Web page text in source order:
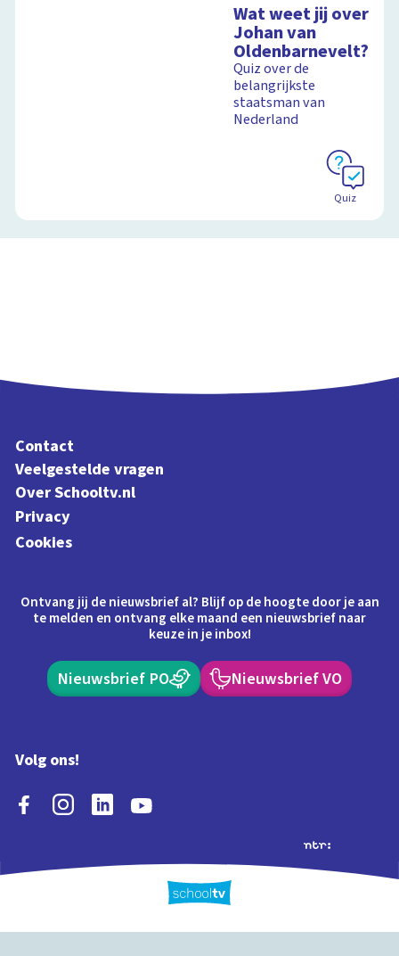
Wat weet jij over
Johan van
Oldenbarnevelt?
Quiz over de
belangrijkste
staatsman van
Nederland
Quiz
Contact
Veelgestelde vragen
Over Schooltv.nl
Privacy
Cookies
Ontvang jij de nieuwsbrief al? Blijf op de hoogte door je aan
te melden en ontvang elke maand een nieuwsbrief naar
keuze in je inbox!
Nieuwsbrief PO Nieuwsbrief VO
Volg ons!